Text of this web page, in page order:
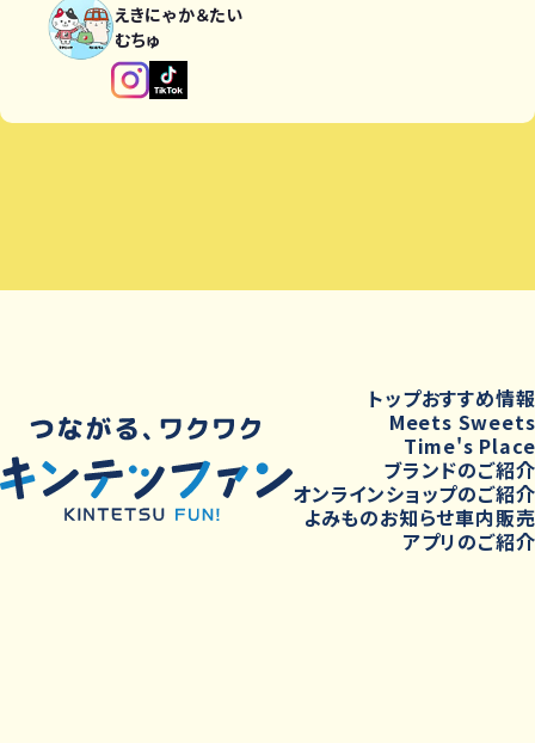
えきにゃか＆たい
むちゅ
トップおすすめ情報
Meets Sweets
Time's Place
ブランドのご紹介
オンラインショップのご紹介
よみものお知らせ車内販売
アプリのご紹介